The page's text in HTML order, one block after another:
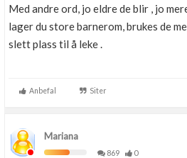
Med andre ord, jo eldre de blir , jo
lager du store barnerom, brukes de
slett plass til å leke .
Anbefal Siter
Mariana
869
0